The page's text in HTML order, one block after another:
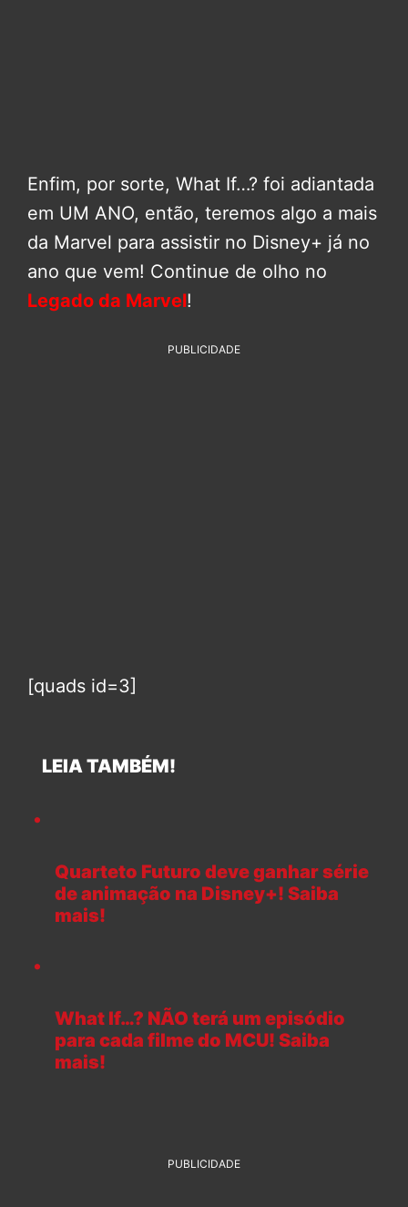
Enfim, por sorte, What If…? foi adiantada
em UM ANO, então, teremos algo a mais
da Marvel para assistir no Disney+ já no
ano que vem! Continue de olho no
Legado da Marvel!
PUBLICIDADE
[quads id=3]
LEIA TAMBÉM!
Quarteto Futuro deve ganhar série
de animação na Disney+! Saiba
mais!
What If…? NÃO terá um episódio
para cada filme do MCU! Saiba
mais!
PUBLICIDADE